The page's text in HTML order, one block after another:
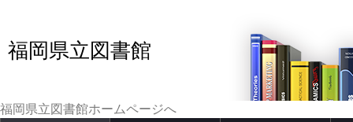
福岡県立図書館
福岡県立図書館ホームページへ